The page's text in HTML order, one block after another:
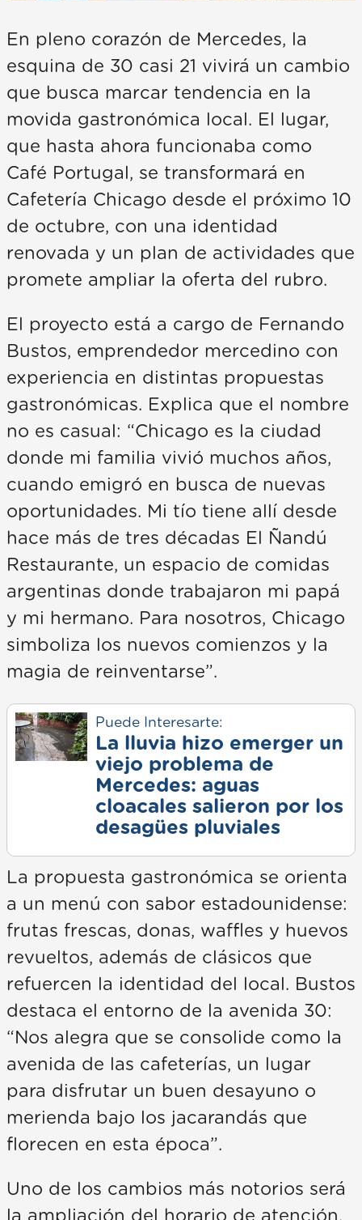
En pleno corazón de Mercedes, la
esquina de 30 casi 21 vivirá un cambio
que busca marcar tendencia en la
movida gastronómica local. El lugar,
que hasta ahora funcionaba como
Café Portugal, se transformará en
Cafetería Chicago desde el próximo 10
de octubre, con una identidad
renovada y un plan de actividades que
promete ampliar la oferta del rubro.
El proyecto está a cargo de Fernando
Bustos, emprendedor mercedino con
experiencia en distintas propuestas
gastronómicas. Explica que el nombre
no es casual: “Chicago es la ciudad
donde mi familia vivió muchos años,
cuando emigró en busca de nuevas
oportunidades. Mi tío tiene allí desde
hace más de tres décadas El Ñandú
Restaurante, un espacio de comidas
argentinas donde trabajaron mi papá
y mi hermano. Para nosotros, Chicago
simboliza los nuevos comienzos y la
magia de reinventarse”.
Puede Interesarte:
La lluvia hizo emerger un
viejo problema de
Mercedes: aguas
cloacales salieron por los
desagües pluviales
La propuesta gastronómica se orienta
a un menú con sabor estadounidense:
frutas frescas, donas, waffles y huevos
revueltos, además de clásicos que
refuercen la identidad del local. Bustos
destaca el entorno de la avenida 30:
“Nos alegra que se consolide como la
avenida de las cafeterías, un lugar
para disfrutar un buen desayuno o
merienda bajo los jacarandás que
florecen en esta época”.
Uno de los cambios más notorios será
la ampliación del horario de atención.